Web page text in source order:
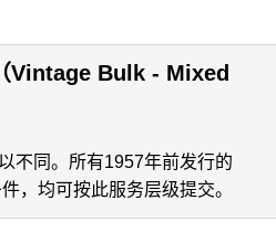
Vintage Bulk - Mixed
不同。所有1957年前发行的
，均可按此服务层级提交。